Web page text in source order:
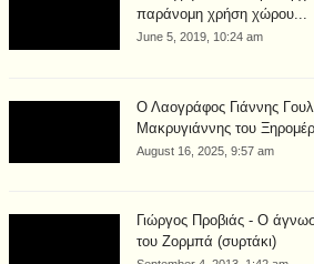
παράνομη χρήση χώρου...
June 5, 2019, 10:24 am
Ο Λαογράφος Γιάννης
Μακρυγιάννης του
August 16, 2025, 9:57 am
Γιώργος Προβιάς - Ο
του Ζορμπά (συρτάκι)